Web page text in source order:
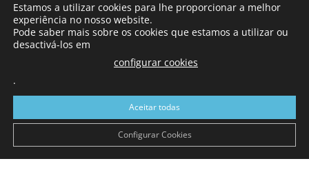
SOBRE NÓS
Com sede nas Caldas da Rainha e mais de 90 anos de
a sul de distrito de Leiria, com mais de 40.000 leitores por
toda a região Oeste. Jornal com distribuição em Portugal
Continental e assinatura online.
Estamos a utilizar cookies para lhe proporcionar a melhor
experiência no nosso website.
Pode saber mais sobre os cookies que estamos a utilizar ou
desactivá-los em
configurar cookies
.
Aceitar todas
Configurar Cookies